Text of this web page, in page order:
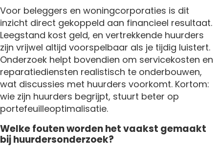
Voor beleggers en woningcorporaties is dit
inzicht direct gekoppeld aan financieel resultaat.
Leegstand kost geld, en vertrekkende huurders
zijn vrijwel altijd voorspelbaar als je tijdig luistert.
Onderzoek helpt bovendien om servicekosten en
reparatiediensten realistisch te onderbouwen,
wat discussies met huurders voorkomt. Kortom:
wie zijn huurders begrijpt, stuurt beter op
portefeuilleoptimalisatie.
Welke fouten worden het vaakst gemaakt
bij huurdersonderzoek?